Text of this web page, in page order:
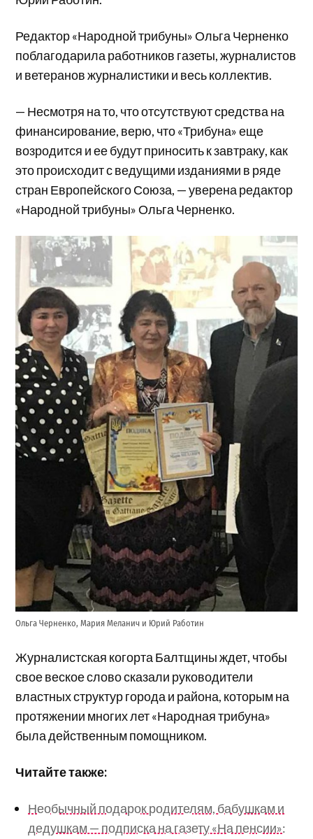
Редактор «Народной трибуны» Ольга Черненко
поблагодарила работников газеты, журналистов
и ветеранов журналистики и весь коллектив.
— Несмотря на то, что отсутствуют средства на
финансирование, верю, что «Трибуна» еще
возродится и ее будут приносить к завтраку, как
это происходит с ведущими изданиями в ряде
стран Европейского Союза, — уверена редактор
«Народной трибуны» Ольга Черненко.
Ольга Черненко, Мария Меланич и Юрий Работин
Журналистская когорта Балтщины ждет, чтобы
свое веское слово сказали руководители
властных структур города и района, которым на
протяжении многих лет «Народная трибуна»
была действенным помощником.
Читайте также:
Необычный подарок родителям, бабушкам и
дедушкам — подписка на газету «На пенсии»: